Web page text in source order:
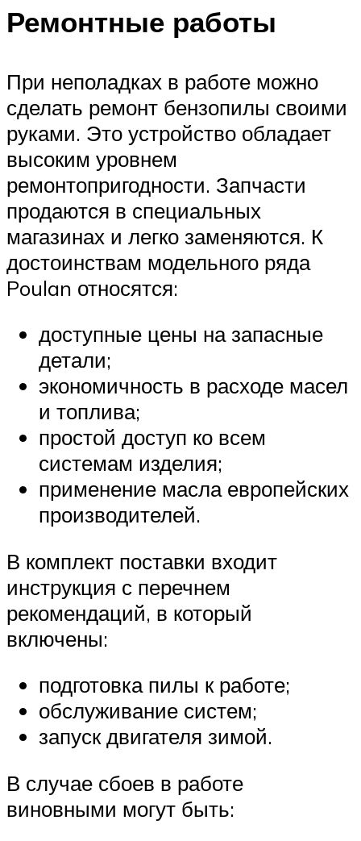
Ремонтные работы
При неполадках в работе можно
сделать ремонт бензопилы своими
руками. Это устройство обладает
высоким уровнем
ремонтопригодности. Запчасти
продаются в специальных
магазинах и легко заменяются. К
достоинствам модельного ряда
Poulan относятся:
доступные цены на запасные
детали;
экономичность в расходе масел
и топлива;
простой доступ ко всем
системам изделия;
применение масла европейских
производителей.
В комплект поставки входит
инструкция с перечнем
рекомендаций, в который
включены:
подготовка пилы к работе;
обслуживание систем;
запуск двигателя зимой.
В случае сбоев в работе
виновными могут быть: